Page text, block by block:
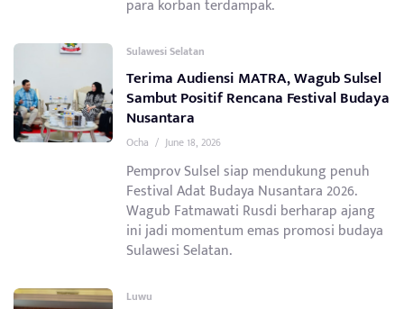
para korban terdampak.
Sulawesi Selatan
Terima Audiensi MATRA, Wagub Sulsel
Sambut Positif Rencana Festival Budaya
Nusantara
Ocha / June 18, 2026
Pemprov Sulsel siap mendukung penuh
Festival Adat Budaya Nusantara 2026.
Wagub Fatmawati Rusdi berharap ajang
ini jadi momentum emas promosi budaya
Sulawesi Selatan.
Luwu